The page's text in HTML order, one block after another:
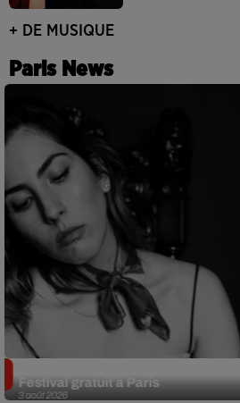
+ DE MUSIQUE
Paris News
3 août 2026
Festival gratuit à Paris